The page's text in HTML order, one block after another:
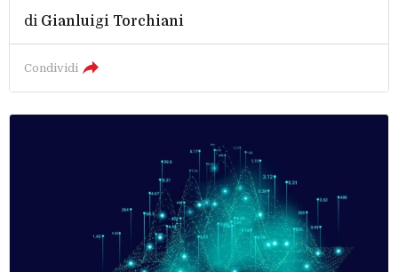
di Gianluigi Torchiani
Condividi